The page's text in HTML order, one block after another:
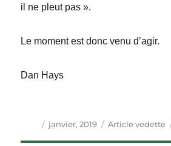
il ne pleut pas ».
Le moment est donc venu d’agir.
Dan Hays
Auteur
Publié
janvier, 2019 Catégories
Article vedette